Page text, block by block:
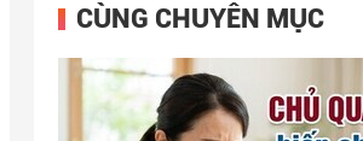
CÙNG CHUYÊN MỤC